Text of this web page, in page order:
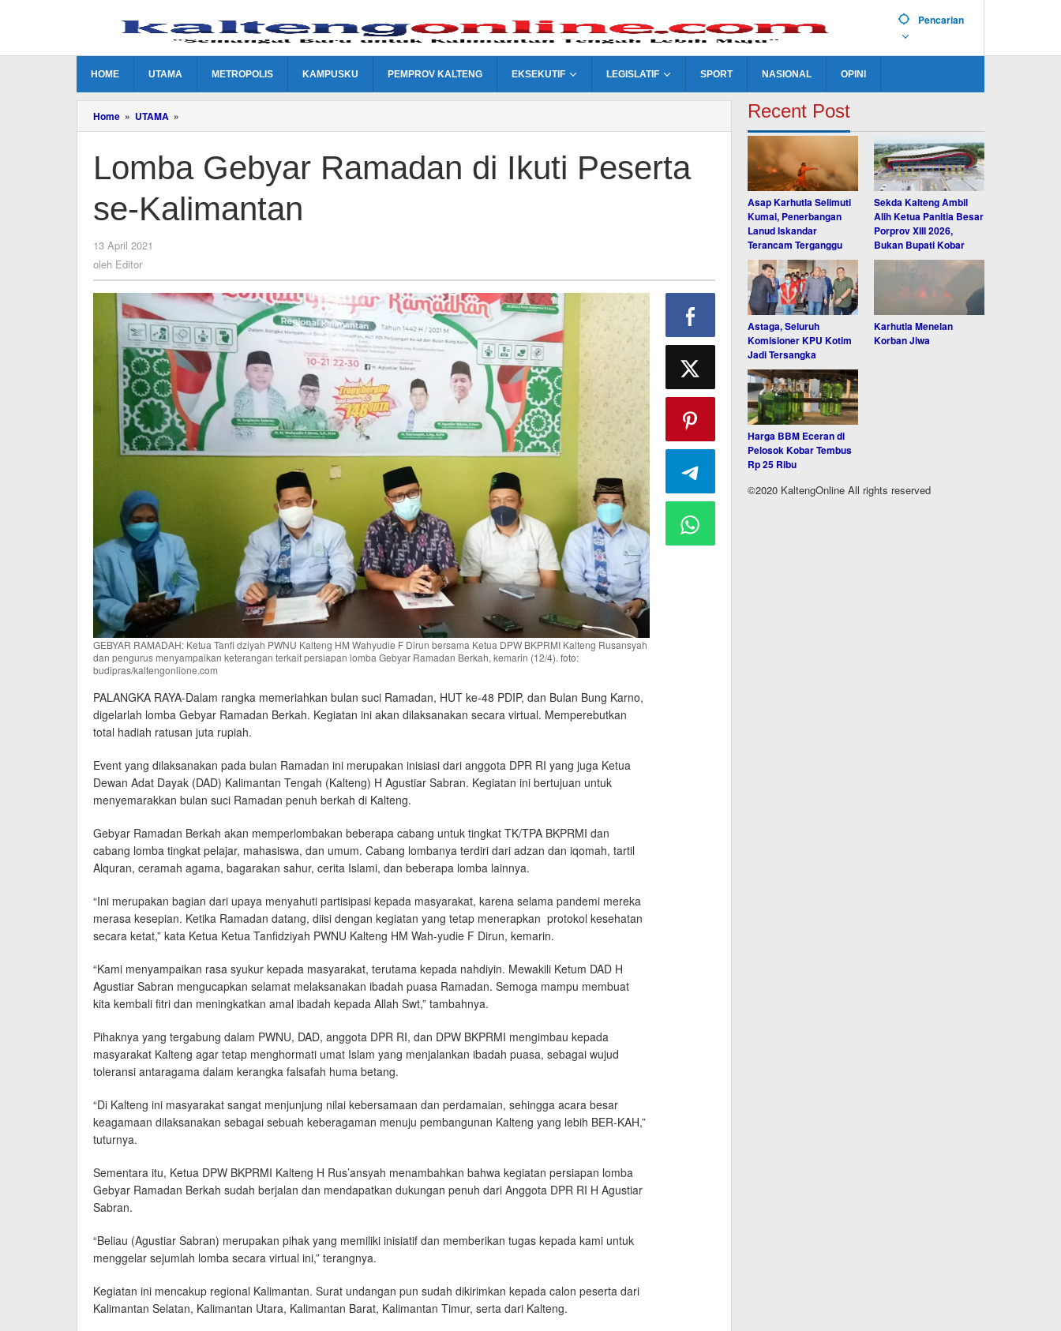
Pencarian
HOME UTAMA METROPOLIS KAMPUSKU PEMPROV KALTENG EKSEKUTIF LEGISLATIF SPORT NASIONAL OPINI
Home » UTAMA »
Gebyar
di
Ikuti
se-
Kalimantan
Lomba Gebyar Ramadan di Ikuti Peserta
se-Kalimantan
13 April 2021
oleh Editor
GEBYAR RAMADAH: Ketua Tanﬁ dziyah PWNU Kalteng HM Wahyudie F Dirun bersama Ketua DPW BKPRMI Kalteng Rusansyah
dan pengurus menyampaikan keterangan terkait persiapan lomba Gebyar Ramadan Berkah, kemarin (12/4). foto:
budipras/kaltengonlione.com
PALANGKA RAYA-Dalam rangka memeriahkan bulan suci Ramadan, HUT ke-48 PDIP, dan Bulan Bung Karno,
digelarlah lomba Gebyar Ramadan Berkah. Kegiatan ini akan dilaksanakan secara virtual. Memperebutkan
total hadiah ratusan juta rupiah.
Event yang dilaksanakan pada bulan Ramadan ini merupakan inisiasi dari anggota DPR RI yang juga Ketua
Dewan Adat Dayak (DAD) Kalimantan Tengah (Kalteng) H Agustiar Sabran. Kegiatan ini bertujuan untuk
menyemarakkan bulan suci Ramadan penuh berkah di Kalteng.
Gebyar Ramadan Berkah akan memperlombakan beberapa cabang untuk tingkat TK/TPA BKPRMI dan
cabang lomba tingkat pelajar, mahasiswa, dan umum. Cabang lombanya terdiri dari adzan dan iqomah, tartil
Alquran, ceramah agama, bagarakan sahur, cerita Islami, dan beberapa lomba lainnya.
“Ini merupakan bagian dari upaya menyahuti partisipasi kepada masyarakat, karena selama pandemi mereka
merasa kesepian. Ketika Ramadan datang, diisi dengan kegiatan yang tetap menerapkan protokol kesehatan
secara ketat,” kata Ketua Ketua Tanfidziyah PWNU Kalteng HM Wah-yudie F Dirun, kemarin.
“Kami menyampaikan rasa syukur kepada masyarakat, terutama kepada nahdiyin. Mewakili Ketum DAD H
Agustiar Sabran mengucapkan selamat melaksanakan ibadah puasa Ramadan. Semoga mampu membuat
kita kembali fitri dan meningkatkan amal ibadah kepada Allah Swt,” tambahnya.
Pihaknya yang tergabung dalam PWNU, DAD, anggota DPR RI, dan DPW BKPRMI mengimbau kepada
masyarakat Kalteng agar tetap menghormati umat Islam yang menjalankan ibadah puasa, sebagai wujud
toleransi antaragama dalam kerangka falsafah huma betang.
“Di Kalteng ini masyarakat sangat menjunjung nilai kebersamaan dan perdamaian, sehingga acara besar
keagamaan dilaksanakan sebagai sebuah keberagaman menuju pembangunan Kalteng yang lebih BER-KAH,”
tuturnya.
Sementara itu, Ketua DPW BKPRMI Kalteng H Rus’ansyah menambahkan bahwa kegiatan persiapan lomba
Gebyar Ramadan Berkah sudah berjalan dan mendapatkan dukungan penuh dari Anggota DPR RI H Agustiar
Sabran.
“Beliau (Agustiar Sabran) merupakan pihak yang memiliki inisiatif dan memberikan tugas kepada kami untuk
menggelar sejumlah lomba secara virtual ini,” terangnya.
Kegiatan ini mencakup regional Kalimantan. Surat undangan pun sudah dikirimkan kepada calon peserta dari
Kalimantan Selatan, Kalimantan Utara, Kalimantan Barat, Kalimantan Timur, serta dari Kalteng.
Recent Post
Asap Karhutla Selimuti
Kumai, Penerbangan
Lanud Iskandar
Terancam Terganggu
Sekda Kalteng Ambil
Alih Ketua Panitia Besar
Porprov XIII 2026,
Bukan Bupati Kobar
Astaga, Seluruh
Komisioner KPU Kotim
Jadi Tersangka
Karhutla Menelan
Korban Jiwa
Harga BBM Eceran di
Pelosok Kobar Tembus
Rp 25 Ribu
©2020 KaltengOnline All rights reserved